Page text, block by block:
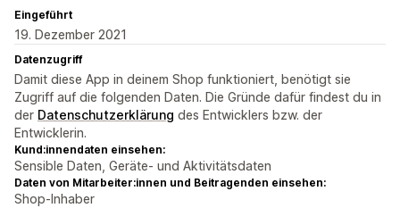
Eingeführt
19. Dezember 2021
Datenzugriff
Damit diese App in deinem Shop funktioniert, benötigt sie
Zugriff auf die folgenden Daten. Die Gründe dafür findest du in
der Datenschutzerklärung des Entwicklers bzw. der
Entwicklerin.
Kund:innendaten einsehen:
Sensible Daten, Geräte- und Aktivitätsdaten
Daten von Mitarbeiter:innen und Beitragenden einsehen:
Shop-Inhaber